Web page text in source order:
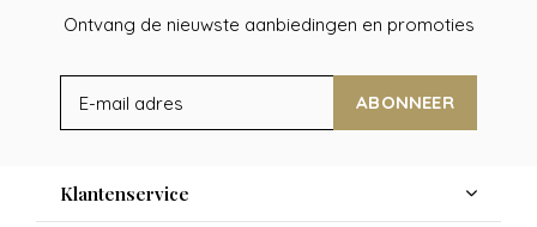
Ontvang de nieuwste aanbiedingen en promoties
ABONNEER
Klantenservice